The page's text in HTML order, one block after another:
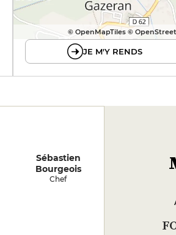
© OpenMapTiles ©
JE M'Y RENDS
Sébastien
Bourgeois
Chef